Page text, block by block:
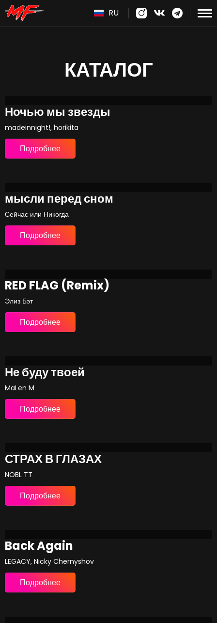
RU
КАТАЛОГ
Ночью мы звезды
madeinnight!, horikita
Подробнее
мысли перед сном
Сейчас или Никогда
Подробнее
RED FLAG (Remix)
Элиз Бэт
Подробнее
Не буду твоей
MaLen M
Подробнее
СТРАХ В ГЛАЗАХ
NOBL TT
Подробнее
Back Again
LEGACY, Nicky Chernyshov
Подробнее